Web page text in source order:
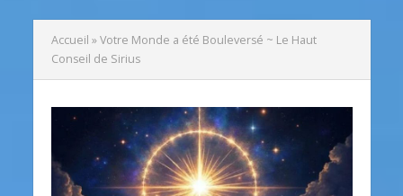
Accueil »Votre Monde a été Bouleversé ~ Le Haut
Conseil de Sirius